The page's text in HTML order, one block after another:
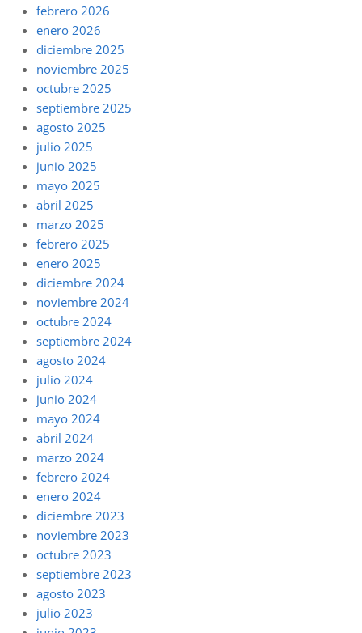
febrero 2026
enero 2026
diciembre 2025
noviembre 2025
octubre 2025
septiembre 2025
agosto 2025
julio 2025
junio 2025
mayo 2025
abril 2025
marzo 2025
febrero 2025
enero 2025
diciembre 2024
noviembre 2024
octubre 2024
septiembre 2024
agosto 2024
julio 2024
junio 2024
mayo 2024
abril 2024
marzo 2024
febrero 2024
enero 2024
diciembre 2023
noviembre 2023
octubre 2023
septiembre 2023
agosto 2023
julio 2023